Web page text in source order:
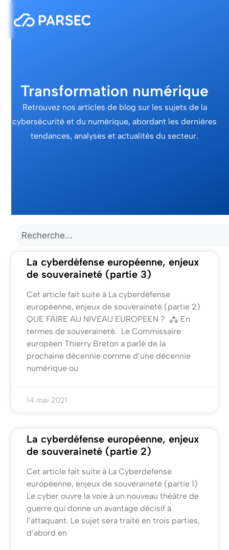
Transformation numérique
Retrouvez nos articles de blog sur les sujets de la
cybersécurité et du numérique, abordant les dernières
tendances, analyses et actualités du secteur.
La cyberdéfense européenne, enjeux
de souveraineté (partie 3)
Cet article fait suite à La cyberdéfense
européenne, enjeux de souveraineté (partie 2)
QUE FAIRE AU NIVEAU EUROPEEN ? ⁂ En
termes de souveraineté. Le Commissaire
européen Thierry Breton a parlé de la
prochaine décennie comme d’une décennie
numérique ou
14 mai 2021
La cyberdéfense européenne, enjeux
de souveraineté (partie 2)
Cet article fait suite à La Cyberdefense
européenne, enjeux de souveraineté (partie 1)
Le cyber ouvre la voie à un nouveau théâtre de
guerre qui donne un avantage décisif à
l’attaquant. Le sujet sera traité en trois parties,
d’abord en